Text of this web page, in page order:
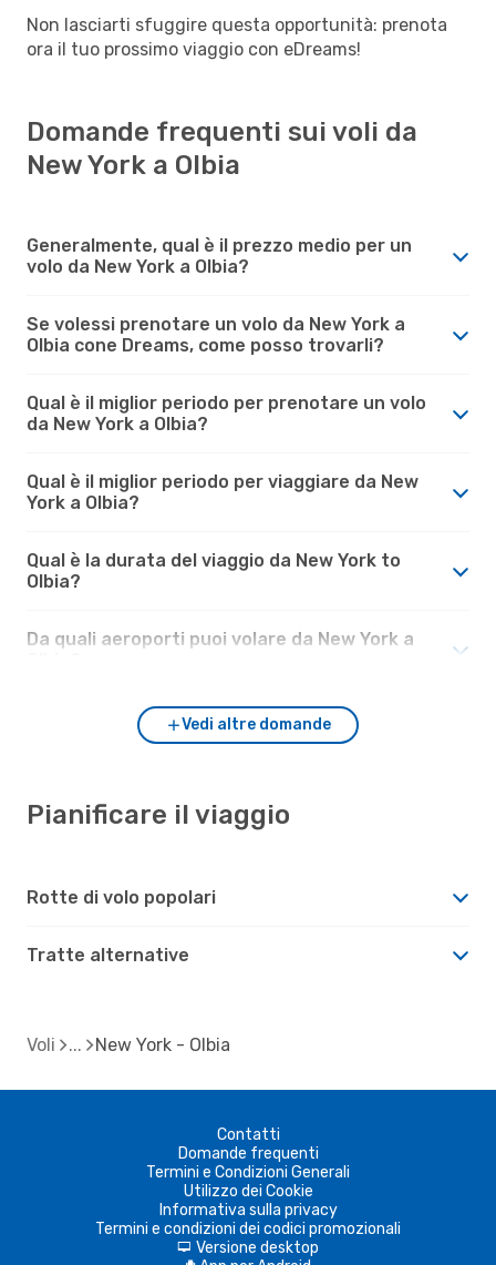
Non lasciarti sfuggire questa opportunità: prenota
ora il tuo prossimo viaggio con eDreams!
Domande frequenti sui voli da
New York a Olbia
Generalmente, qual è il prezzo medio per un
volo da New York a Olbia?
Se volessi prenotare un volo da New York a
Olbia cone Dreams, come posso trovarli?
Qual è il miglior periodo per prenotare un volo
da New York a Olbia?
Qual è il miglior periodo per viaggiare da New
York a Olbia?
Qual è la durata del viaggio da New York to
Olbia?
Da quali aeroporti puoi volare da New York a
Vedi altre domande
Pianificare il viaggio
Rotte di volo popolari
Tratte alternative
Voli New York - Olbia
Contatti
Domande frequenti
Termini e Condizioni Generali
Utilizzo dei Cookie
Informativa sulla privacy
Termini e condizioni dei codici promozionali
d Versione desktop